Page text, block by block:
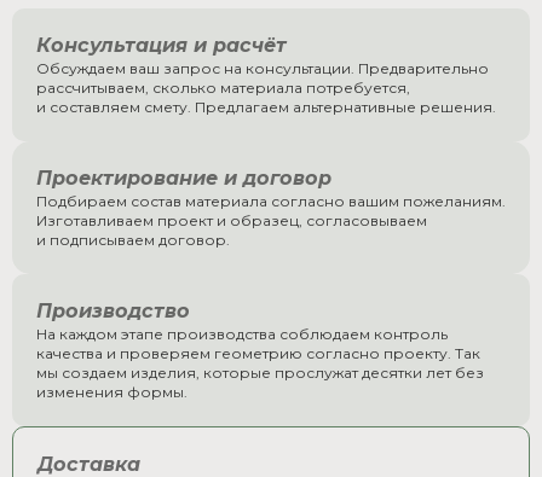
Консультация и расчёт
Обсуждаем ваш запрос на консультации. Предварительно
рассчитываем, сколько материала потребуется,
и составляем смету. Предлагаем альтернативные решения.
Проектирование и договор
Подбираем состав материала согласно вашим пожеланиям.
Изготавливаем проект и образец, согласовываем
и подписываем договор.
Производство
На каждом этапе производства соблюдаем контроль
качества и проверяем геометрию согласно проекту. Так
мы создаем изделия, которые прослужат десятки лет без
изменения формы.
Доставка